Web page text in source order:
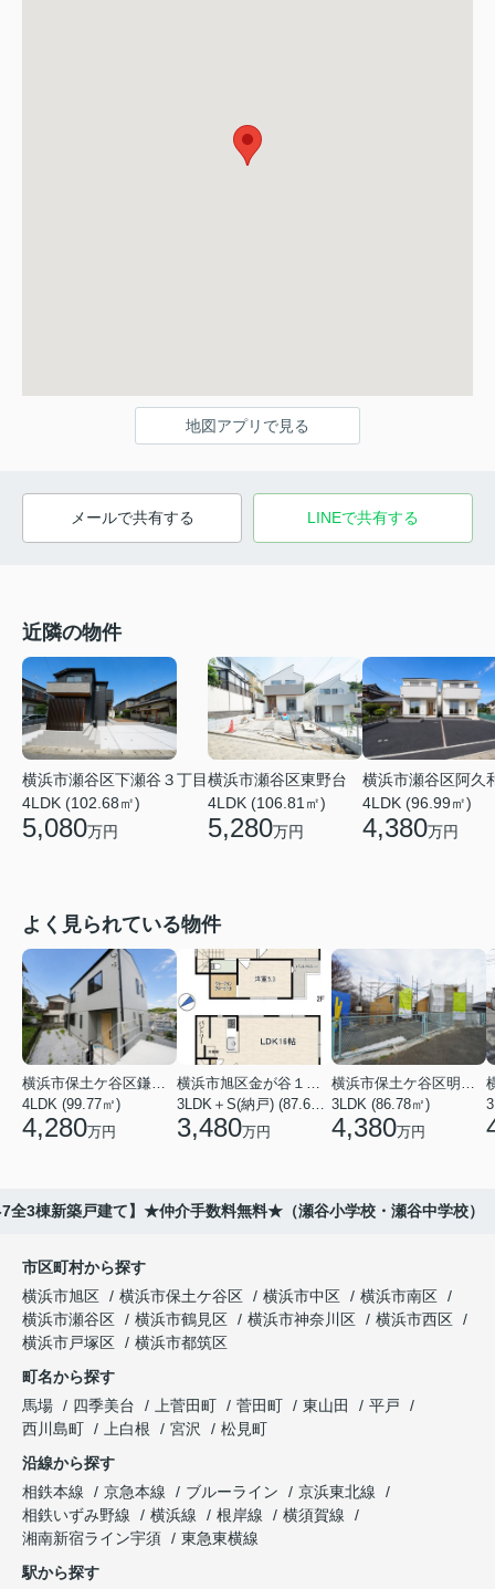
地図アプリで見る
メールで共有する LINEで共有する
近隣の物件
横浜市瀬谷区下瀬谷３丁目
4LDK (102.68㎡)
5,080万円
横浜市瀬谷区東野台
4LDK (106.81㎡)
5,280万円
横浜市瀬谷区阿久
4LDK (96.99㎡)
4,380万円
よく見られている物件
4LDK (99.77㎡)
4,280万円 3,480万円
3LDK (86.78㎡)
4,380万円
全3棟新築戸建て】★仲介手数料無料★（瀬谷小学校・瀬谷中学校）
市区町村から探す
横浜市旭区
横浜市保土ケ谷区 横浜市中区
横浜市南区
横浜市瀬谷区
横浜市鶴見区 横浜市神奈川区
横浜市西区
横浜市戸塚区
横浜市都筑区
町名から探す
馬場
四季美台 上菅田町 菅田町 東山田
平戸
西川島町
上白根 宮沢
松見町
沿線から探す
相鉄本線
京急本線 ブルーライン
京浜東北線
相鉄いずみ野線
横浜線 根岸線
横須賀線
湘南新宿ライン宇須
東急東横線
駅から探す